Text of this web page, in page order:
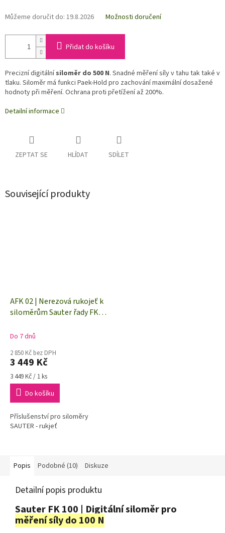
Můžeme doručit do: 19.8.2026 Možnosti doručení
Přidat do košíku
Precizní digitálnísiloměr do 500 N. Snadné měření síly v tahu tak také v
tlaku. Siloměr má funkci Paek-Hold pro zachování maximální dosažené
hodnoty při měření. Ochrana proti přetížení až 200%.
Detailní informace
ZEPTAT SE HLÍDAT SDÍLET
Související produkty
AFK 02 | Nerezová rukojeť k
siloměrům Sauter řady FK,
Do 7 dnů
2 850 Kč bez DPH
3 449 Kč
Měrná
cena:
3 449 Kč / 1 ks
Do košíku
Příslušenství pro siloměry
SAUTER - rukjeť
Popis Podobné (10) Diskuze
Detailní popis produktu
Sauter FK 100 | Digitální siloměr pro
měření síly do 100 N